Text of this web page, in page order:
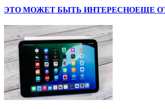
ЭТО МОЖЕТ БЫТЬ ИНТЕРЕСНОЕЩЕ